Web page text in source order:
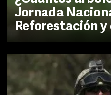
Jornada
Reforestación y